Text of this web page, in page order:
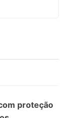
proteção